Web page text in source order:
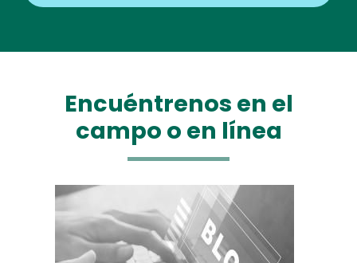
Encuéntrenos en el
campo o en línea